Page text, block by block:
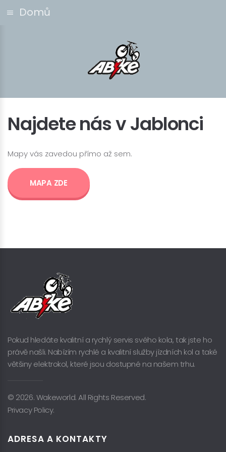
Domů
Najdete nás v Jablonci
Mapy vás zavedou přímo až sem.
MAPA ZDE
Pokud hledáte kvalitní a rychlý servis svého kola, tak jste ho
právě našli. Nabízím rychlé a kvalitní služby jízdních kol a také
většiny elektrokol, které jsou dostupné na našem trhu.
© 2026. Wakeworld. All Rights Reserved.
Privacy Policy.
ADRESA A KONTAKTY